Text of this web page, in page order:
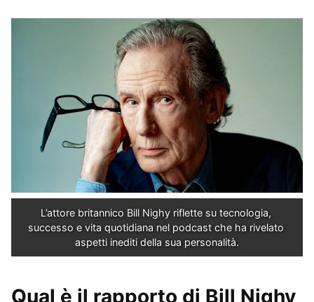
L’attore britannico Bill Nighy riflette su tecnologia,
successo e vita quotidiana nel podcast che ha rivelato
aspetti inediti della sua personalità.
Qual è il rapporto di Bill Nighy